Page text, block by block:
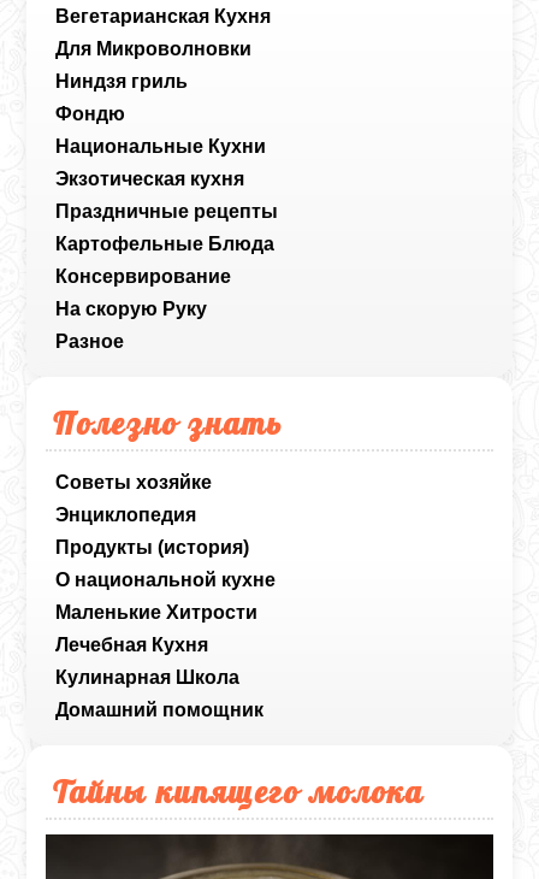
Вегетарианская Кухня
Для Микроволновки
Ниндзя гриль
Фондю
Национальные Кухни
Экзотическая кухня
Праздничные рецепты
Картофельные Блюда
Консервирование
На скорую Руку
Разное
Полезно знать
Советы хозяйке
Энциклопедия
Продукты (история)
О национальной кухне
Маленькие Хитрости
Лечебная Кухня
Кулинарная Школа
Домашний помощник
Тайны кипящего молока